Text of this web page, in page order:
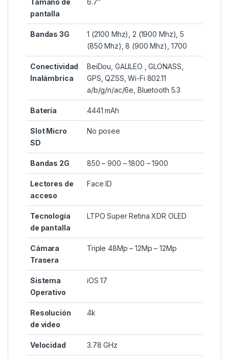
pantalla
Bandas 3G
1 (2100 Mhz), 2 (1900 Mhz), 5
(850 Mhz), 8 (900 Mhz), 1700
Conectividad
Inalámbrica
BeiDou, GALILEO , GLONASS,
GPS, QZSS, Wi-Fi 802.11
a/b/g/n/ac/6e, Bluetooth 5.3
Batería 4441 mAh
Slot Micro
SD
No posee
Bandas 2G 850 – 900 – 1800 – 1900
Lectores de
acceso
Face ID
Tecnología
de pantalla
LTPO Super Retina XDR OLED
Cámara
Trasera
Triple 48Mp – 12Mp – 12Mp
Sistema
Operativo
iOS 17
Resolución
de video
4k
Velocidad 3.78 GHz